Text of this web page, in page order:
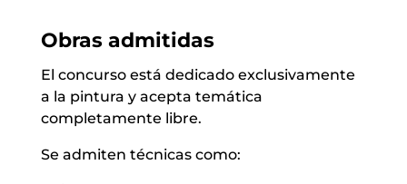
Obras admitidas
El concurso está dedicado exclusivamente
a la pintura y acepta temática
completamente libre.
Se admiten técnicas como: